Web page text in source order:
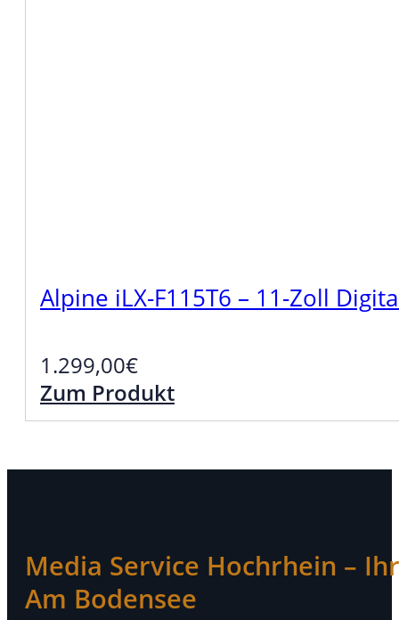
Alpine iLX-F115T6 – 11-Zoll
1.299,00€
Zum Produkt
Media Service Hochrhein –
Am Bodensee